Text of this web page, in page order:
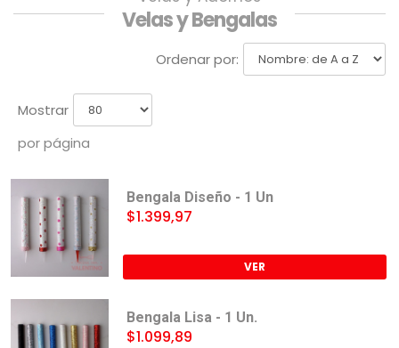
Velas y Bengalas
Ordenar por:
Mostrar
por página
Bengala Diseño - 1 Un
$1.399,97
VER
Bengala Lisa - 1 Un.
$1.099,89